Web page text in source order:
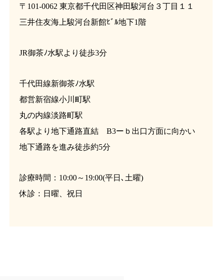
〒101-0062 東京都千代田区神田駿河台３丁目１１
三井住友海上駿河台新館ﾋﾞﾙ地下1階
JR御茶ﾉ水駅より徒歩3分
千代田線新御茶ﾉ水駅
都営新宿線小川町駅
丸の内線淡路町駅
各駅より地下通路直結 B3ーｂ出口方面に向かい
地下通路を進み徒歩約5分
診療時間：10:00～19:00(平日､土曜)
休診：日曜、祝日